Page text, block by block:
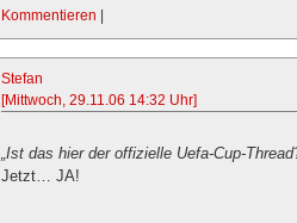
Kommentieren
Stefan
[Mittwoch, 29.11.06 14:32 Uhr]
„Ist das hier der offizielle Uefa-Cup-
Jetzt… JA!